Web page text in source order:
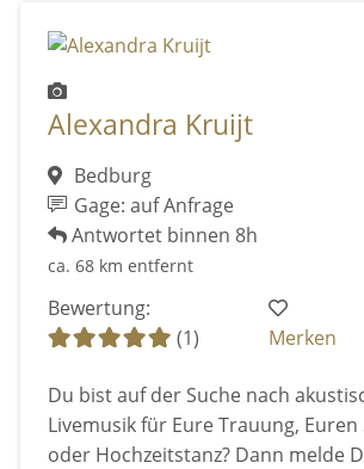
Alexandra Kruijt
Bedburg
Gage: auf Anfrage
Antwortet binnen 8h
ca. 68 km entfernt
Bewertung:
(1)
Merken
Du bist auf der Suche nach
Livemusik für Eure Trauung,
oder Hochzeitstanz? Dann melde